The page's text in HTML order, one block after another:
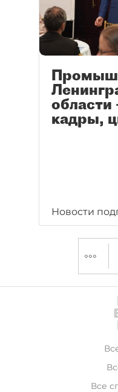
области
кадры,
Новости
Все